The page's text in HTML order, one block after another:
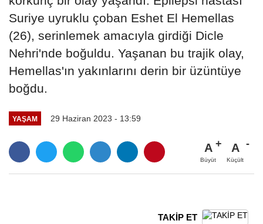
Suriye uyruklu çoban Eshet El Hemellas
(26), serinlemek amacıyla girdiği Dicle
Nehri'nde boğuldu. Yaşanan bu trajik olay,
Hemellas'ın yakınlarını derin bir üzüntüye
boğdu.
YAŞAM 29 Haziran 2023 - 13:59
A
Büyüt
A
Küçült
TAKİP ET